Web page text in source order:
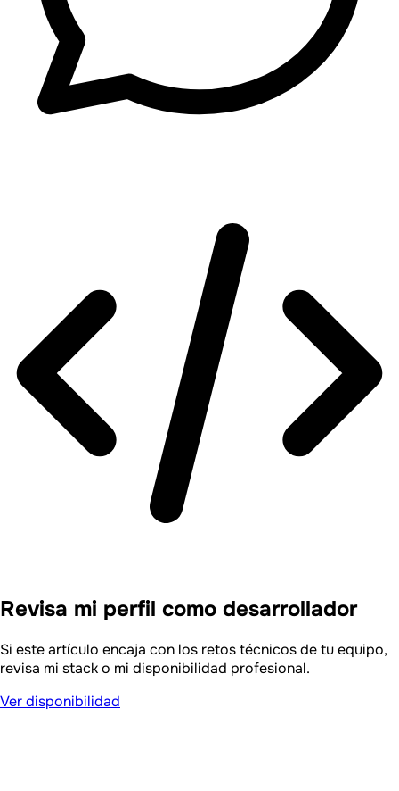
Revisa mi perfil como desarrollador
Si este artículo encaja con los retos técnicos de tu equipo,
revisa mi stack o mi disponibilidad profesional.
Ver disponibilidad